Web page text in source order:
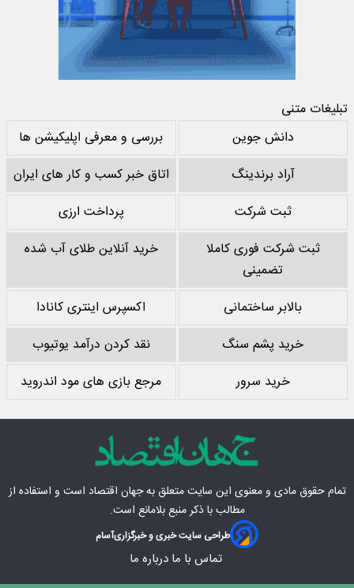
تبلیغات متنی
دانش جوین
بررسی و معرفی اپلیکیشن ها
آراد برندینگ
اتاق خبر کسب و کار های ایران
ثبت شرکت
پرداخت ارزی
ثبت شرکت فوری کاملا
تضمینی
خرید آنلاین طلای آب شده
بالابر ساختمانی
اکسپرس اینتری کانادا
خرید پشم سنگ
نقد کردن درآمد یوتیوب
خرید سرور
مرجع بازی های مود اندروید
تمام حقوق مادی‌ و معنوی این سایت متعلق بهجهان اقتصاد است و استفاده از
مطالب با ذکر منبع بلامانع است.
طراحی سایت خبری و خبرگزاریآسام
تماس با ما درباره ما